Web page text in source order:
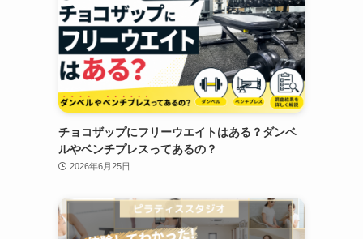
チョコザップにフリーウエイトはある？ダンベ
ルやベンチプレスってあるの？
2026年6月25日